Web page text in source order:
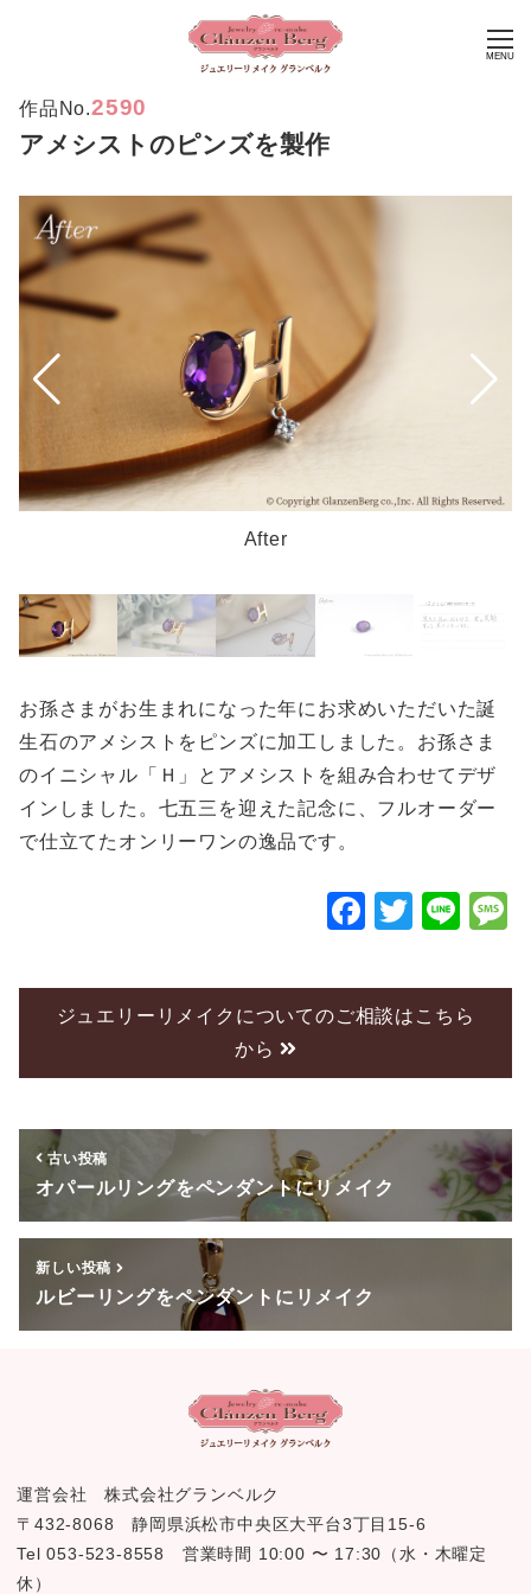
MENU
作品No.2590
アメシストのピンズを製作
After
お孫さまがお生まれになった年にお求めいただいた誕
生石のアメシストをピンズに加工しました。お孫さま
のイニシャル「Ｈ」とアメシストを組み合わせてデザ
インしました。七五三を迎えた記念に、フルオーダー
で仕立てたオンリーワンの逸品です。
F
c
e
o
k
T
tt
er
Li
e
ジュエリーリメイクについてのご相談はこちら
から
古い投稿
オパールリングをペンダントにリメイク
新しい投稿
ルビーリングをペンダントにリメイク
運営会社 株式会社グランベルク
〒432-8068 静岡県浜松市中央区大平台3丁目15-6
Tel 053-523-8558 営業時間 10:00 〜 17:30（水・木曜定
休）